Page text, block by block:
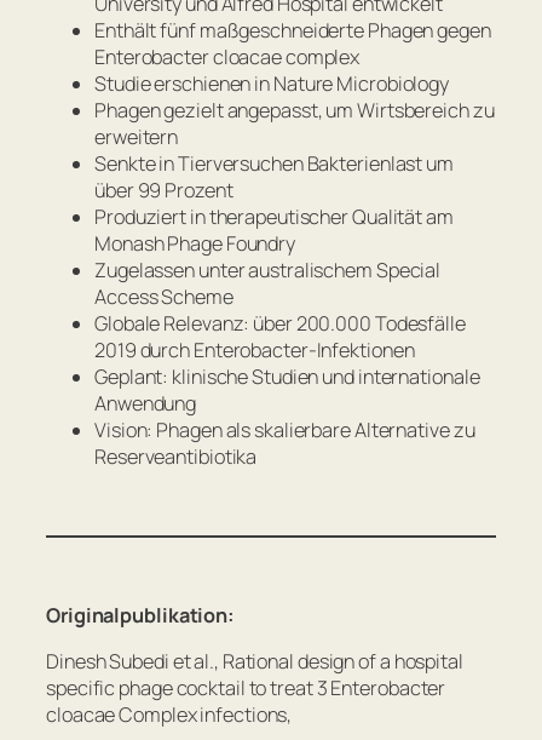
Enthält fünf maßgeschneiderte Phagen gegen
Enterobacter cloacae complex
Studie erschienen inNature Microbiology
Phagen gezielt angepasst, um Wirtsbereich zu
erweitern
Senkte in Tierversuchen Bakterienlast um
über 99 Prozent
Produziert in therapeutischer Qualität am
Monash Phage Foundry
Zugelassen unter australischem Special
Access Scheme
Globale Relevanz: über 200.000 Todesfälle
2019 durch Enterobacter-Infektionen
Geplant: klinische Studien und internationale
Anwendung
Vision: Phagen als skalierbare Alternative zu
Reserveantibiotika
Originalpublikation:
Dinesh Subedi et al., Rational design of a hospital
specific phage cocktail to treat 3 Enterobacter
cloacae Complex infections,